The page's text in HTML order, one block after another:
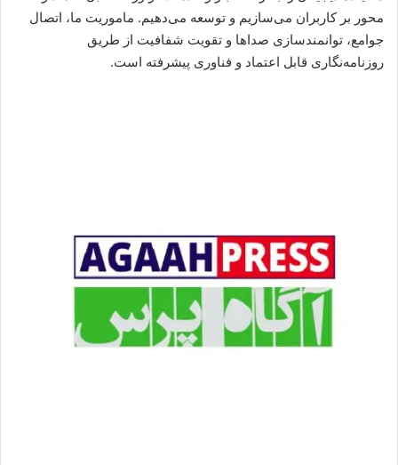
محور بر کاربران می‌سازیم و توسعه می‌دهیم. ماموریت ما، اتصال
جوامع، توانمندسازی صداها و تقویت شفافیت از طریق
روزنامه‌نگاری قابل اعتماد و فناوری پیشرفته است.